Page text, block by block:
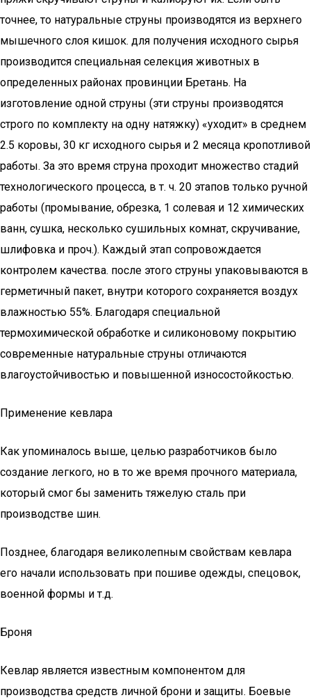
точнее, то натуральные струны производятся из верхнего
мышечного слоя кишок. для получения исходного сырья
производится специальная селекция животных в
определенных районах провинции Бретань. На
изготовление одной струны (эти струны производятся
строго по комплекту на одну натяжку) «уходит» в среднем
2.5 коровы, 30 кг исходного сырья и 2 месяца кропотливой
работы. За это время струна проходит множество стадий
технологического процесса, в т. ч. 20 этапов только ручной
работы (промывание, обрезка, 1 солевая и 12 химических
ванн, сушка, несколько сушильных комнат, скручивание,
шлифовка и проч.). Каждый этап сопровождается
контролем качества. после этого струны упаковываются в
герметичный пакет, внутри которого сохраняется воздух
влажностью 55%. Благодаря специальной
термохимической обработке и силиконовому покрытию
современные натуральные струны отличаются
влагоустойчивостью и повышенной износостойкостью.
Применение кевлара
Как упоминалось выше, целью разработчиков было
создание легкого, но в то же время прочного материала,
который смог бы заменить тяжелую сталь при
производстве шин.
Позднее, благодаря великолепным свойствам кевлара
его начали использовать при пошиве одежды, спецовок,
военной формы и т.д.
Броня
Кевлар является известным компонентом для
производства средств личной брони и защиты. Боевые